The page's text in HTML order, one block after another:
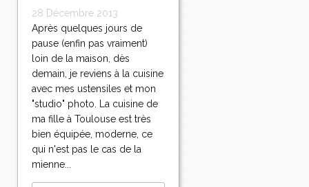
28 Décembre 2013
Après quelques jours de
pause (enfin pas vraiment)
loin de la maison, dès
demain, je reviens à la cuisine
avec mes ustensiles et mon
"studio" photo. La cuisine de
ma fille à Toulouse est très
bien équipée, moderne, ce
qui n'est pas le cas de la
mienne...